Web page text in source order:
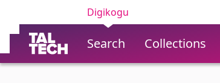
Digikogu
Search Collections